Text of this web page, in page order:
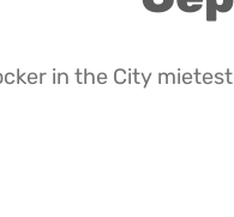
in the City